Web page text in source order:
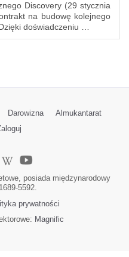
Discovery (29 stycznia
na budowę kolejnego
doświadczeniu …
Darowizna
Almukantarat
posiada międzynarodowy
5592.
prywatności
Magnific